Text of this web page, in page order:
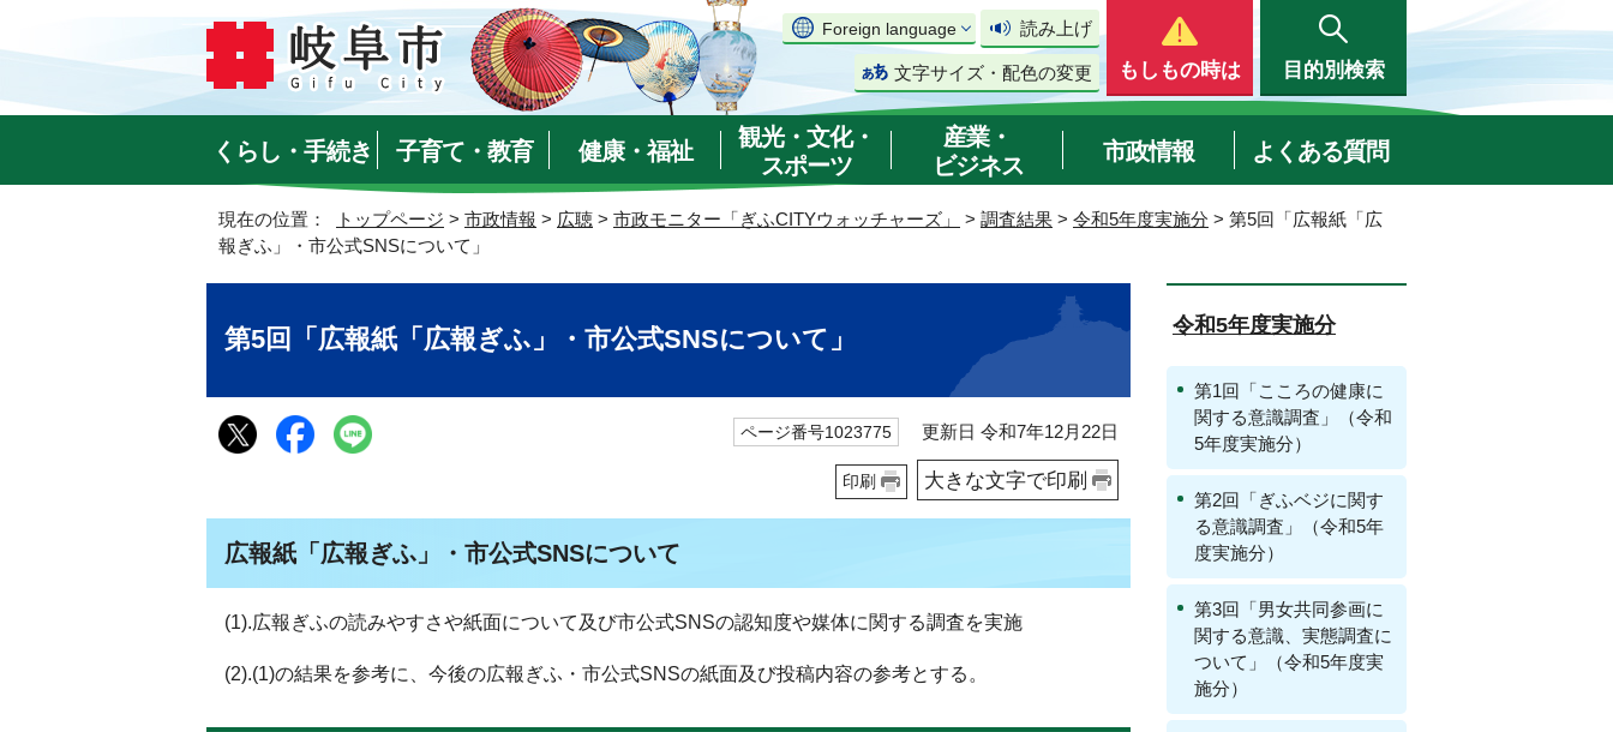
Foreign language 読み上げ
文字サイズ・配色の変更 もしもの時は 目的別検索
くらし・手続き 子育て・教育 健康・福祉
観光・文化・
スポーツ
産業・
ビジネス
市政情報 よくある質問
現在の位置： トップページ > 市政情報 > 広聴 > 市政モニター「ぎふCITYウォッチャーズ」 > 調査結果 > 令和5年度実施分 > 第5回「広報紙「広
報ぎふ」・市公式SNSについて」
第5回「広報紙「広報ぎふ」・市公式SNSについて」
ページ番号1023775 更新日 令和7年12月22日
印刷 大きな文字で印刷
広報紙「広報ぎふ」・市公式SNSについて
(1).広報ぎふの読みやすさや紙面について及び市公式SNSの認知度や媒体に関する調査を実施
(2).(1)の結果を参考に、今後の広報ぎふ・市公式SNSの紙面及び投稿内容の参考とする。
令和5年度実施分
第1回「こころの健康に
関する意識調査」（令和
5年度実施分）
第2回「ぎふベジに関す
る意識調査」（令和5年
度実施分）
第3回「男女共同参画に
関する意識、実態調査に
ついて」（令和5年度実
施分）